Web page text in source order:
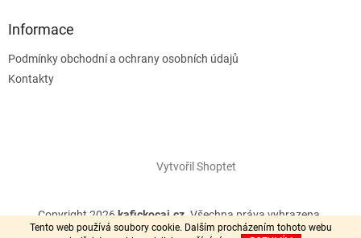
Tento web používá soubory cookie. Dalším procházením tohoto webu
Informace
Podmínky obchodní a ochrany osobních údajů
Kontakty
Vytvořil Shoptet
Copyright 2026kafickocaj.cz. Všechna práva vyhrazena.